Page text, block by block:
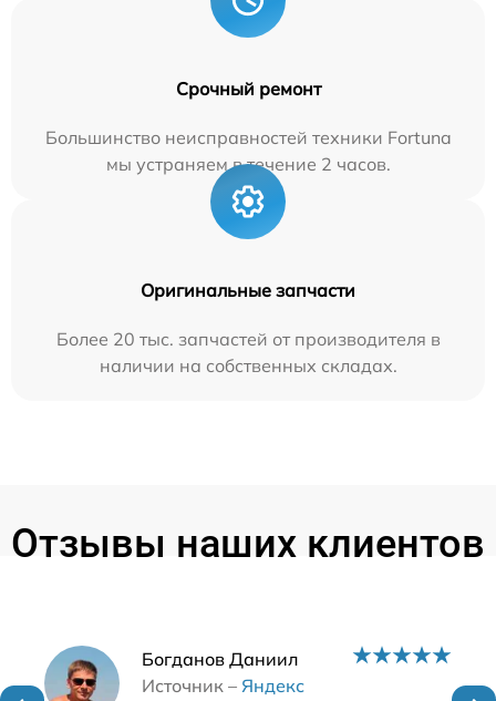
Срочный ремонт
Большинство неисправностей техники Fortuna
мы устраняем в течение 2 часов.
Оригинальные запчасти
Более 20 тыс. запчастей от производителя в
наличии на собственных складах.
Отзывы наших клиентов
Богданов Даниил
Источник – Яндекс
Наши мастера